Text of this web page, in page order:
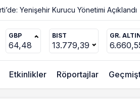
Yenişehir Kurucu Yönetimi Açıklandı
GBP
64,48
BIST
13.779,39
GR.
Etkinlikler Röportajlar